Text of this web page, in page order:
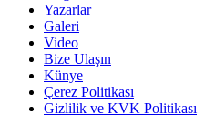
Yazarlar
Galeri
Video
Bize Ulaşın
Künye
Çerez Politikası
Gizlilik ve KVK Politikası